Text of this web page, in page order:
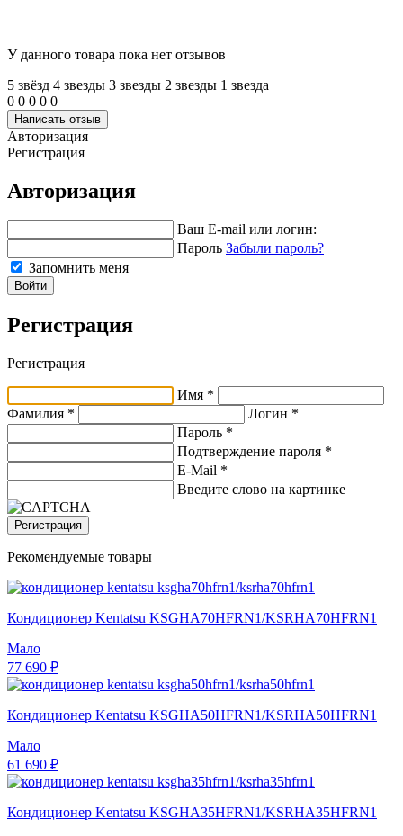
У данного товара пока нет отзывов
5 звёзд 4 звeзды 3 звeзды 2 звeзды 1 звeзда
0 0 0 0 0
Написать отзыв
Авторизация
Регистрация
Авторизация
Ваш E-mail или логин:
Пароль Забыли пароль?
Запомнить меня
Войти
Регистрация
Регистрация
Имя *
Фамилия *
Логин *
Пароль *
Подтверждение пароля *
E-Mail *
Введите слово на картинке
Регистрация
Рекомендуемые товары
Кондиционер Kentatsu KSGHA70HFRN1/KSRHA70HFRN1
Мало
77 690 ₽
Кондиционер Kentatsu KSGHA50HFRN1/KSRHA50HFRN1
Мало
61 690 ₽
Кондиционер Kentatsu KSGHA35HFRN1/KSRHA35HFRN1